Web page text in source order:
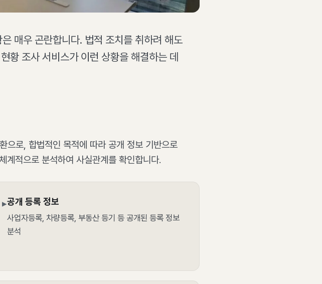
매우 곤란합니다. 법적 조치를 취하려 해도
황 조사 서비스가 이런 상황을 해결하는 데
으로, 합법적인 목적에 따라 공개 정보 기반으로
계적으로 분석하여 사실관계를 확인합니다.
▸공개 등록 정보
사업자등록, 차량등록, 부동산 등기 등 공개된 등록 정보
분석